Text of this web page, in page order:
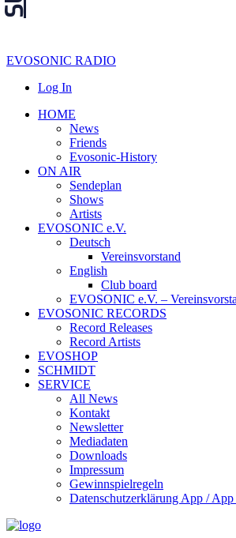
EVOSONIC RADIO
Log In
HOME
News
Friends
Evosonic-History
ON AIR
Sendeplan
Shows
Artists
EVOSONIC e.V.
Deutsch
Vereinsvorstand
English
Club board
EVOSONIC e.V. ‒
EVOSONIC RECORDS
Record Releases
Record Artists
EVOSHOP
SCHMIDT
SERVICE
All News
Kontakt
Newsletter
Mediadaten
Downloads
Impressum
Gewinnspielregeln
Datenschutzerklärung App /